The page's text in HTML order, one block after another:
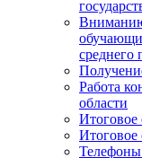
среднего
Работа
области
Итоговое
Итоговое